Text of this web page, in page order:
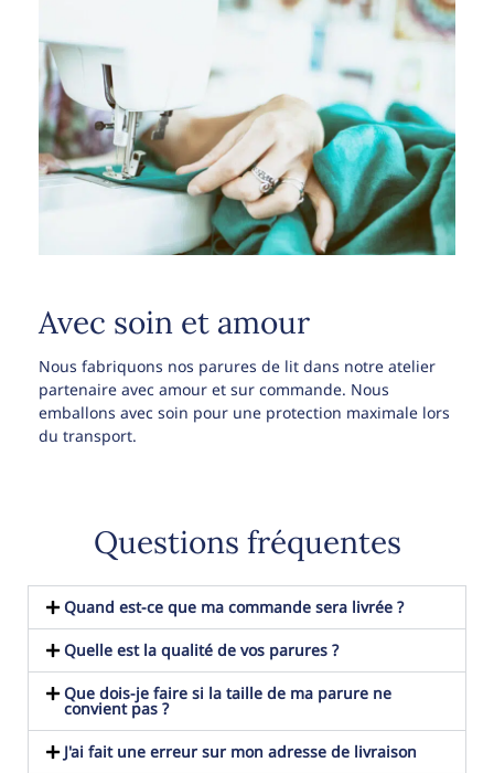
Avec soin et amour
Nous fabriquons nos parures de lit dans notre atelier
partenaire avec amour et sur commande. Nous
emballons avec soin pour une protection maximale lors
du transport.
Questions fréquentes
Quand est-ce que ma commande sera livrée ?
Quelle est la qualité de vos parures ?
Que dois-je faire si la taille de ma parure ne
convient pas ?
J'ai fait une erreur sur mon adresse de livraison